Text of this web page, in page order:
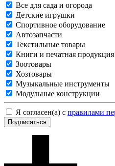
Все для сада и огорода
Детские игрушки
Спортивное оборудование
Автозапчасти
Текстильные товары
Книги и печатная продукция
Зоотовары
Хозтовары
Музыкальные инструменты
Модульные конструкции
Я согласен(а) с правилами
Подписаться